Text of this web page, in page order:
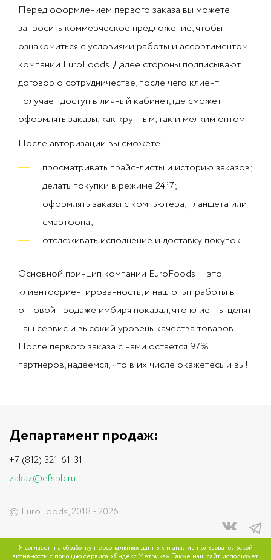
Перед оформлением первого заказа вы можете
запросить коммерческое предложение, чтобы
ознакомиться с условиями работы и ассортиментом
компании EuroFoods. Далее стороны подписывают
договор о сотрудничестве, после чего клиент
получает доступ в личный кабинет, где сможет
оформлять заказы, как крупным, так и мелким оптом.
После авторизации вы сможете:
просматривать прайс-листы и историю заказов;
делать покупки в режиме 24*7;
оформлять заказы с компьютера, планшета или
смартфона;
отслеживать исполнение и доставку покупок.
Основной принцип компании EuroFoods — это
клиентоориентированность, и наш опыт работы в
оптовой продаже имбиря показал, что клиенты ценят
наш сервис и высокий уровень качества товаров.
После первого заказа с нами остается 97%
партнеров, надеемся, что в их числе окажетесь и вы!
© EuroFoods, 2018 - 2026
Департамент продаж:
+7 (812) 321-61-31
zakaz@efspb.ru
Сайт разработанв компании Улей
Я согласен на обработку персональных данных и анализ пользовательской
активности с помощью сервиса «Яндекс.Метрика». Также наш сайт использует